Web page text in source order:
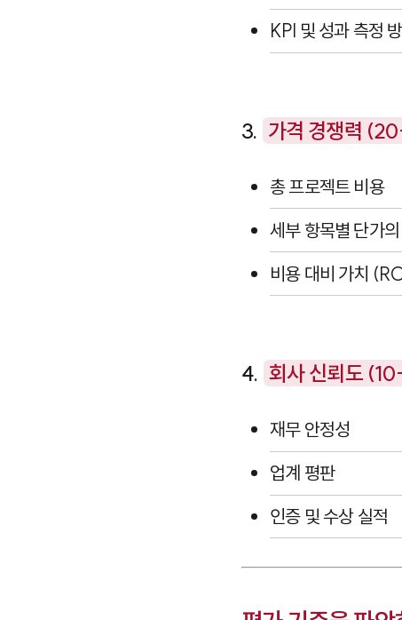
KPI 및 성과 측정
3. 가격 경쟁력
총 프로젝트 비용
세부 항목별 단가
비용 대비 가치
4. 회사 신뢰도
재무 안정성
업계 평판
인증 및 수상 실적